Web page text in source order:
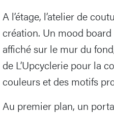
A l’étage, l’atelier de
création. Un mood
affiché sur le mur du
de L’Upcyclerie pour la
couleurs et des motifs
Au premier plan, un